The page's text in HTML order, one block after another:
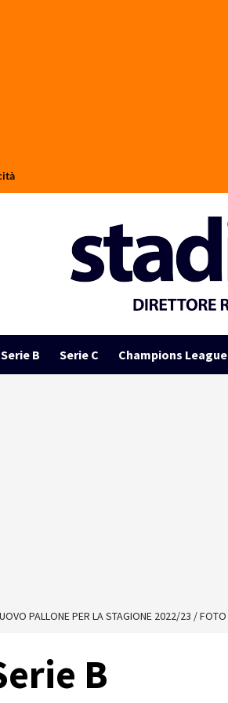
Serie B Serie C Champions League
PALLONE PER LA STAGIONE 2022/23 / FOTO
B